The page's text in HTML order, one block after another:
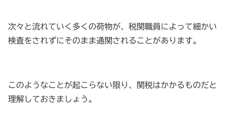
次々と流れていく多くの荷物が、税関職員によって細かい
検査をされずにそのまま通関されることがあります。
このようなことが起こらない限り、関税はかかるものだと
理解しておきましょう。